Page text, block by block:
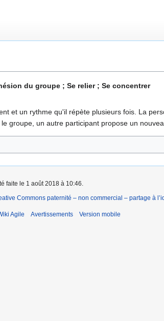
du groupe ; Se relier ; Se concentrer
et un rythme qu'il répète plusieurs fois. La
groupe, un autre participant propose un
faite le 1 août 2018 à 10:46.
Commons paternité – non commercial – partage à
Agile Avertissements Version mobile